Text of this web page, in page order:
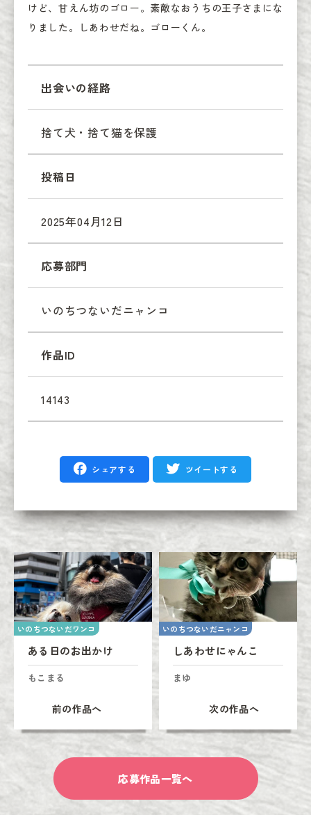
けど、甘えん坊のゴロー。素敵なおうちの王子さまにな
りました。しあわせだね。ゴローくん。
出会いの経路
捨て犬・捨て猫を保護
投稿日
2025年04月12日
応募部門
いのちつないだニャンコ
作品ID
14143
シェアする ツイートする
いのちつないだワンコ
ある日のお出かけ
もこまる
前の作品へ
いのちつないだニャンコ
しあわせにゃんこ
まゆ
次の作品へ
応募作品一覧へ